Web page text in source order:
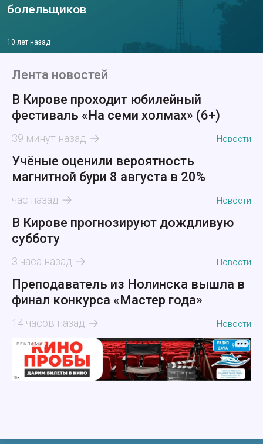
болельщиков
10 лет назад
Лента новостей
В Кирове проходит юбилейный
фестиваль «На семи холмах» (6+)
39 минут назад Новости
Учёные оценили вероятность
магнитной бури 8 августа в 20%
час назад Новости
В Кирове прогнозируют дождливую
субботу
3 часа назад Новости
Преподаватель из Нолинска вышла в
финал конкурса «Мастер года»
14 часов назад Новости
РЕКЛАМА